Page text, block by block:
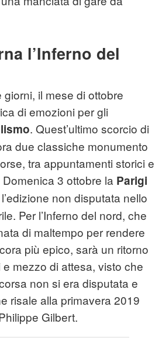
l’Inferno del
il mese di ottobre
di emozioni per gli
. Quest’ultimo scorcio di
due classiche monumento
tra appuntamenti storici e
3 ottobre la Parigi
non disputata nello
Per l’Inferno del nord, che
di maltempo per rendere
più epico, sarà un ritorno
mezzo di attesa, visto che
non si era disputata e
risale alla primavera 2019
Gilbert.